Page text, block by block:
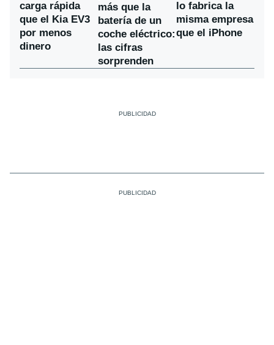
carga rápida
que el Kia EV3
por menos
dinero
más que la
batería de un
coche eléctrico:
las cifras
sorprenden
lo fabrica la
misma empresa
que el iPhone